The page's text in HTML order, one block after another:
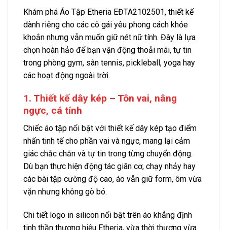
Khám phá Áo Tập Etheria EĐTA2102501, thiết kế
dành riêng cho các cô gái yêu phong cách khỏe
khoắn nhưng vẫn muốn giữ nét nữ tính. Đây là lựa
chọn hoàn hảo để bạn vận động thoải mái, tự tin
trong phòng gym, sân tennis, pickleball, yoga hay
các hoạt động ngoài trời.
1. Thiết kế dây kép – Tôn vai, nâng
ngực, cá tính
Chiếc áo tập nổi bật với thiết kế dây kép tạo điểm
nhấn tinh tế cho phần vai và ngực, mang lại cảm
giác chắc chắn và tự tin trong từng chuyển động.
Dù bạn thực hiện động tác giãn cơ, chạy nhảy hay
các bài tập cường độ cao, áo vẫn giữ form, ôm vừa
vặn nhưng không gò bó.
Chi tiết logo in silicon nổi bật trên áo khẳng định
tinh thần thương hiệu Etheria, vừa thời thượng vừa